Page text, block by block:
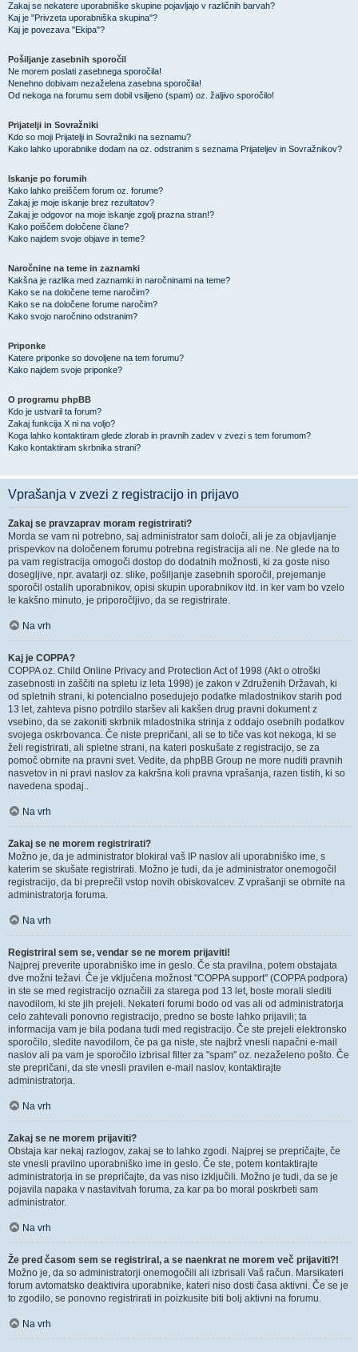
Zakaj se nekatere uporabniške skupine pojavljajo v različnih barvah?
Kaj je "Privzeta uporabniška skupina"?
Kaj je povezava "Ekipa"?
Pošiljanje zasebnih sporočil
Ne morem poslati zasebnega sporočila!
Nenehno dobivam nezaželena zasebna sporočila!
Od nekoga na forumu sem dobil vsiljeno (spam) oz. žaljivo sporočilo!
Prijatelji in Sovražniki
Kdo so moji Prijatelji in Sovražniki na seznamu?
Kako lahko uporabnike dodam na oz. odstranim s seznama Prijateljev in Sovražnikov?
Iskanje po forumih
Kako lahko preiščem forum oz. forume?
Zakaj je moje iskanje brez rezultatov?
Zakaj je odgovor na moje iskanje zgolj prazna stran!?
Kako poiščem določene člane?
Kako najdem svoje objave in teme?
Naročnine na teme in zaznamki
Kakšna je razlika med zaznamki in naročninami na teme?
Kako se na določene teme naročim?
Kako se na določene forume naročim?
Kako svojo naročnino odstranim?
Priponke
Katere priponke so dovoljene na tem forumu?
Kako najdem svoje priponke?
O programu phpBB
Kdo je ustvaril ta forum?
Zakaj funkcija X ni na voljo?
Koga lahko kontaktiram glede zlorab in pravnih zadev v zvezi s tem forumom?
Kako kontaktiram skrbnika strani?
Vprašanja v zvezi z registracijo in prijavo
Zakaj se pravzaprav moram registrirati?
Morda se vam ni potrebno, saj administrator sam določi, ali je za objavljanje
prispevkov na določenem forumu potrebna registracija ali ne. Ne glede na to
pa vam registracija omogoči dostop do dodatnih možnosti, ki za goste niso
dosegljive, npr. avatarji oz. slike, pošiljanje zasebnih sporočil, prejemanje
sporočil ostalih uporabnikov, opisi skupin uporabnikov itd. in ker vam bo vzelo
le kakšno minuto, je priporočljivo, da se registrirate.
Na vrh
Kaj je COPPA?
COPPA oz. Child Online Privacy and Protection Act of 1998 (Akt o otroški
zasebnosti in zaščiti na spletu iz leta 1998) je zakon v Združenih Državah, ki
od spletnih strani, ki potencialno posedujejo podatke mladostnikov starih pod
13 let, zahteva pisno potrdilo staršev ali kakšen drug pravni dokument z
vsebino, da se zakoniti skrbnik mladostnika strinja z oddajo osebnih podatkov
svojega oskrbovanca. Če niste prepričani, ali se to tiče vas kot nekoga, ki se
želi registrirati, ali spletne strani, na kateri poskušate z registracijo, se za
pomoč obrnite na pravni svet. Vedite, da phpBB Group ne more nuditi pravnih
nasvetov in ni pravi naslov za kakršna koli pravna vprašanja, razen tistih, ki so
navedena spodaj..
Na vrh
Zakaj se ne morem registrirati?
Možno je, da je administrator blokiral vaš IP naslov ali uporabniško ime, s
katerim se skušate registrirati. Možno je tudi, da je administrator onemogočil
registracijo, da bi preprečil vstop novih obiskovalcev. Z vprašanji se obrnite na
administratorja foruma.
Na vrh
Registriral sem se, vendar se ne morem prijaviti!
Najprej preverite uporabniško ime in geslo. Če sta pravilna, potem obstajata
dve možni težavi. Če je vključena možnost "COPPA support" (COPPA podpora)
in ste se med registracijo označili za starega pod 13 let, boste morali slediti
navodilom, ki ste jih prejeli. Nekateri forumi bodo od vas ali od administratorja
celo zahtevali ponovno registracijo, predno se boste lahko prijavili; ta
informacija vam je bila podana tudi med registracijo. Če ste prejeli elektronsko
sporočilo, sledite navodilom, če pa ga niste, ste najbrž vnesli napačni e-mail
naslov ali pa vam je sporočilo izbrisal filter za "spam" oz. nezaželeno pošto. Če
ste prepričani, da ste vnesli pravilen e-mail naslov, kontaktirajte
administratorja.
Na vrh
Zakaj se ne morem prijaviti?
Obstaja kar nekaj razlogov, zakaj se to lahko zgodi. Najprej se prepričajte, če
ste vnesli pravilno uporabniško ime in geslo. Če ste, potem kontaktirajte
administratorja in se prepričajte, da vas niso izključili. Možno je tudi, da se je
pojavila napaka v nastavitvah foruma, za kar pa bo moral poskrbeti sam
administrator.
Na vrh
Že pred časom sem se registriral, a se naenkrat ne morem več prijaviti?!
Možno je, da so administratorji onemogočili ali izbrisali Vaš račun. Marsikateri
forum avtomatsko deaktivira uporabnike, kateri niso dosti časa aktivni. Če se je
to zgodilo, se ponovno registrirati in poizkusite biti bolj aktivni na forumu.
Na vrh